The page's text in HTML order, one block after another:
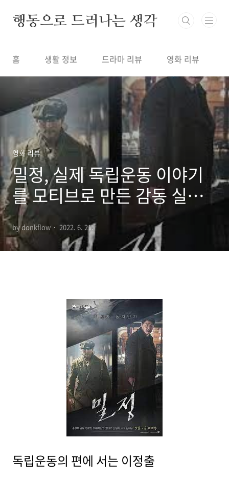
행동으로 드러나는 생각
홈 생활 정보 드라마 리뷰 영화 리뷰
영화 리뷰
밀정, 실제 독립운동 이야기
를 모티브로 만든 감동 실화
영화
by donkflow 2022. 6. 21.
독립운동의 편에 서는 이정출